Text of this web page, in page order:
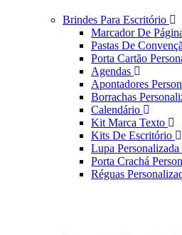
Brindes Para Escritório
Marcador De
Pastas De
Porta Cartão
Agendas
Apontadores
Borrachas
Calendário
Kit Marca Texto
Kits De Escritório
Lupa Personalizada
Porta Crachá
Réguas